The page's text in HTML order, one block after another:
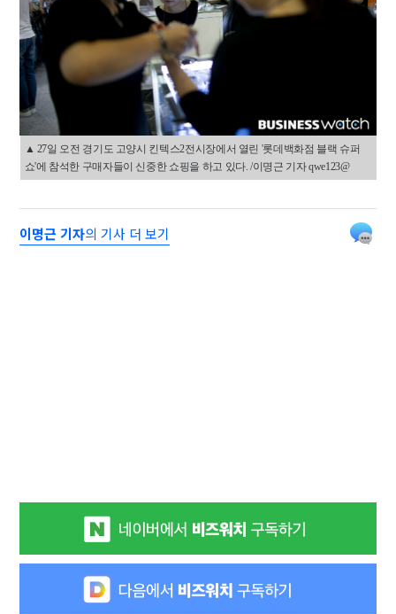
▲ 27일 오전 경기도 고양시 킨텍스2전시장에서 열린 '롯데백화점 블랙 슈퍼
쇼'에 참석한 구매자들이 신중한 쇼핑을 하고 있다. /이명근 기자 qwe123@
이명근 기자의 기사 더 보기